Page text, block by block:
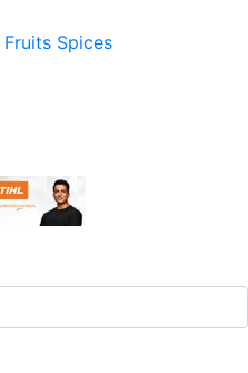
Fruits Spices